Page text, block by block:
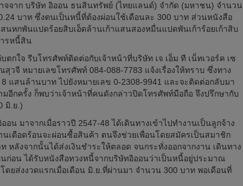
จจาก บริษัท อิออน ธนสินทรัพย์ (ไทยแลนด์) จำกัด (มหาชน) จำนวน
บาท ซึ่งตนเป็นหนี้ที่ต้องผ่อนใช้เดือนละ 300 บาท ส่วนหนังสือ
นหกพันแปดร้อยสิบเอ็ดล้านเก้าแสนสองหมื่นแปดพันเก้าร้อยเก้าสิบ
รหนี้สิน
จ รีบโทรศัพท์ติดต่อกับเจ้าหน้าที่บริษัท เจ เอ็ม ที เน็ทเวอร์ค เซ
จี หมายเลขโทรศัพท์ 084-088-7783 แจ้งเรื่องให้ทราบ ซึ่งทาง
แสนล้านบาท ไปยังหมายเลข 0-2308-9941 และจะติดต่อกลับมา
อีกครั้ง ก็พบว่าเจ้าหน้าที่คนดังกล่าวปิดโทรศัพท์มือถือ จึงปรึกษากับ
มิ.ย.)
าจากเมื่อราวปี 2547-48 ได้เดินทางเข้าไปทำงานเป็นลูกจ้าง
นเดือดร้อนจะผ่อนซื้อสินค้า ตนจึงช่วยเพื่อนโดยสมัครเป็นสมาชิก
ลังจากนั้นได้ส่งเงินชำระให้ตลอด จนกระทั่งออกจากงาน เดินทาง
ก่อน ได้รับหนังสือทวงหนี้จากบริษัทอิออนว่าเป็นหนี้อยู่ประมาณ
ยส่งงวดแรกเมื่อเดือน มิ.ย.ที่ผ่านมา จำนวน 300 บาท พอเดือนที่